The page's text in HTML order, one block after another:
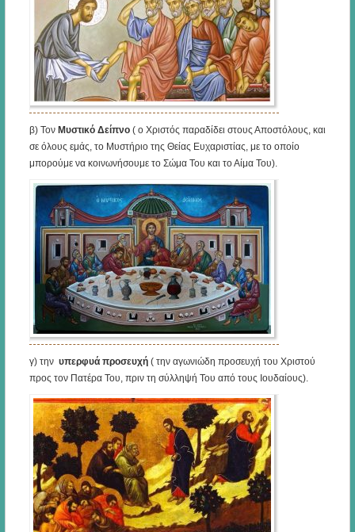
β) Τον Μυστικό Δείπνο( ο Χριστός παραδίδει στους Αποστόλους, και
σε όλους εμάς, το Μυστήριο της Θείας Ευχαριστίας, με το οποίο
μπορούμε να κοινωνήσουμε το Σώμα Του και το Αίμα Του).
γ) την υπερφυά προσευχή( την αγωνιώδη προσευχή του Χριστού
προς τον Πατέρα Του, πριν τη σύλληψή Του από τους Ιουδαίους).